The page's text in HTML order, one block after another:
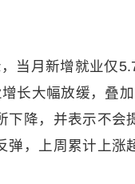
当月新增就业仅
长大幅放缓，叠加
降，并表示不会
，上周累计上涨